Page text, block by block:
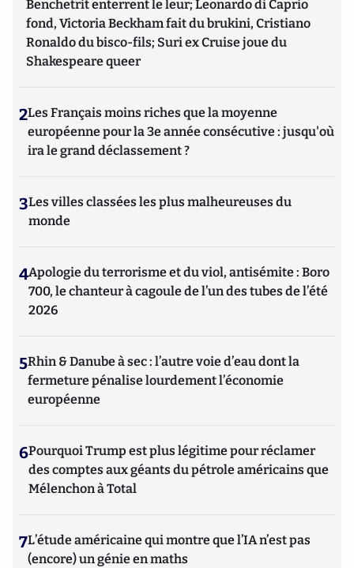
Benchetrit enterrent le leur; Leonardo di Caprio
fond, Victoria Beckham fait du brukini, Cristiano
Ronaldo du bisco-fils; Suri ex Cruise joue du
Shakespeare queer
2Les Français moins riches que la moyenne
européenne pour la 3e année consécutive : jusqu'où
ira le grand déclassement ?
3Les villes classées les plus malheureuses du
monde
4Apologie du terrorisme et du viol, antisémite : Boro
700, le chanteur à cagoule de l’un des tubes de l’été
2026
5Rhin & Danube à sec : l’autre voie d’eau dont la
fermeture pénalise lourdement l’économie
européenne
6Pourquoi Trump est plus légitime pour réclamer
des comptes aux géants du pétrole américains que
Mélenchon à Total
7L’étude américaine qui montre que l’IA n’est pas
(encore) un génie en maths